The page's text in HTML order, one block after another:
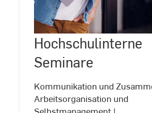
©kerkezz/stock.adobe.com
Hochschulinterne
Seminare
Kommunikation und
Arbeitsorganisation und
Seminare